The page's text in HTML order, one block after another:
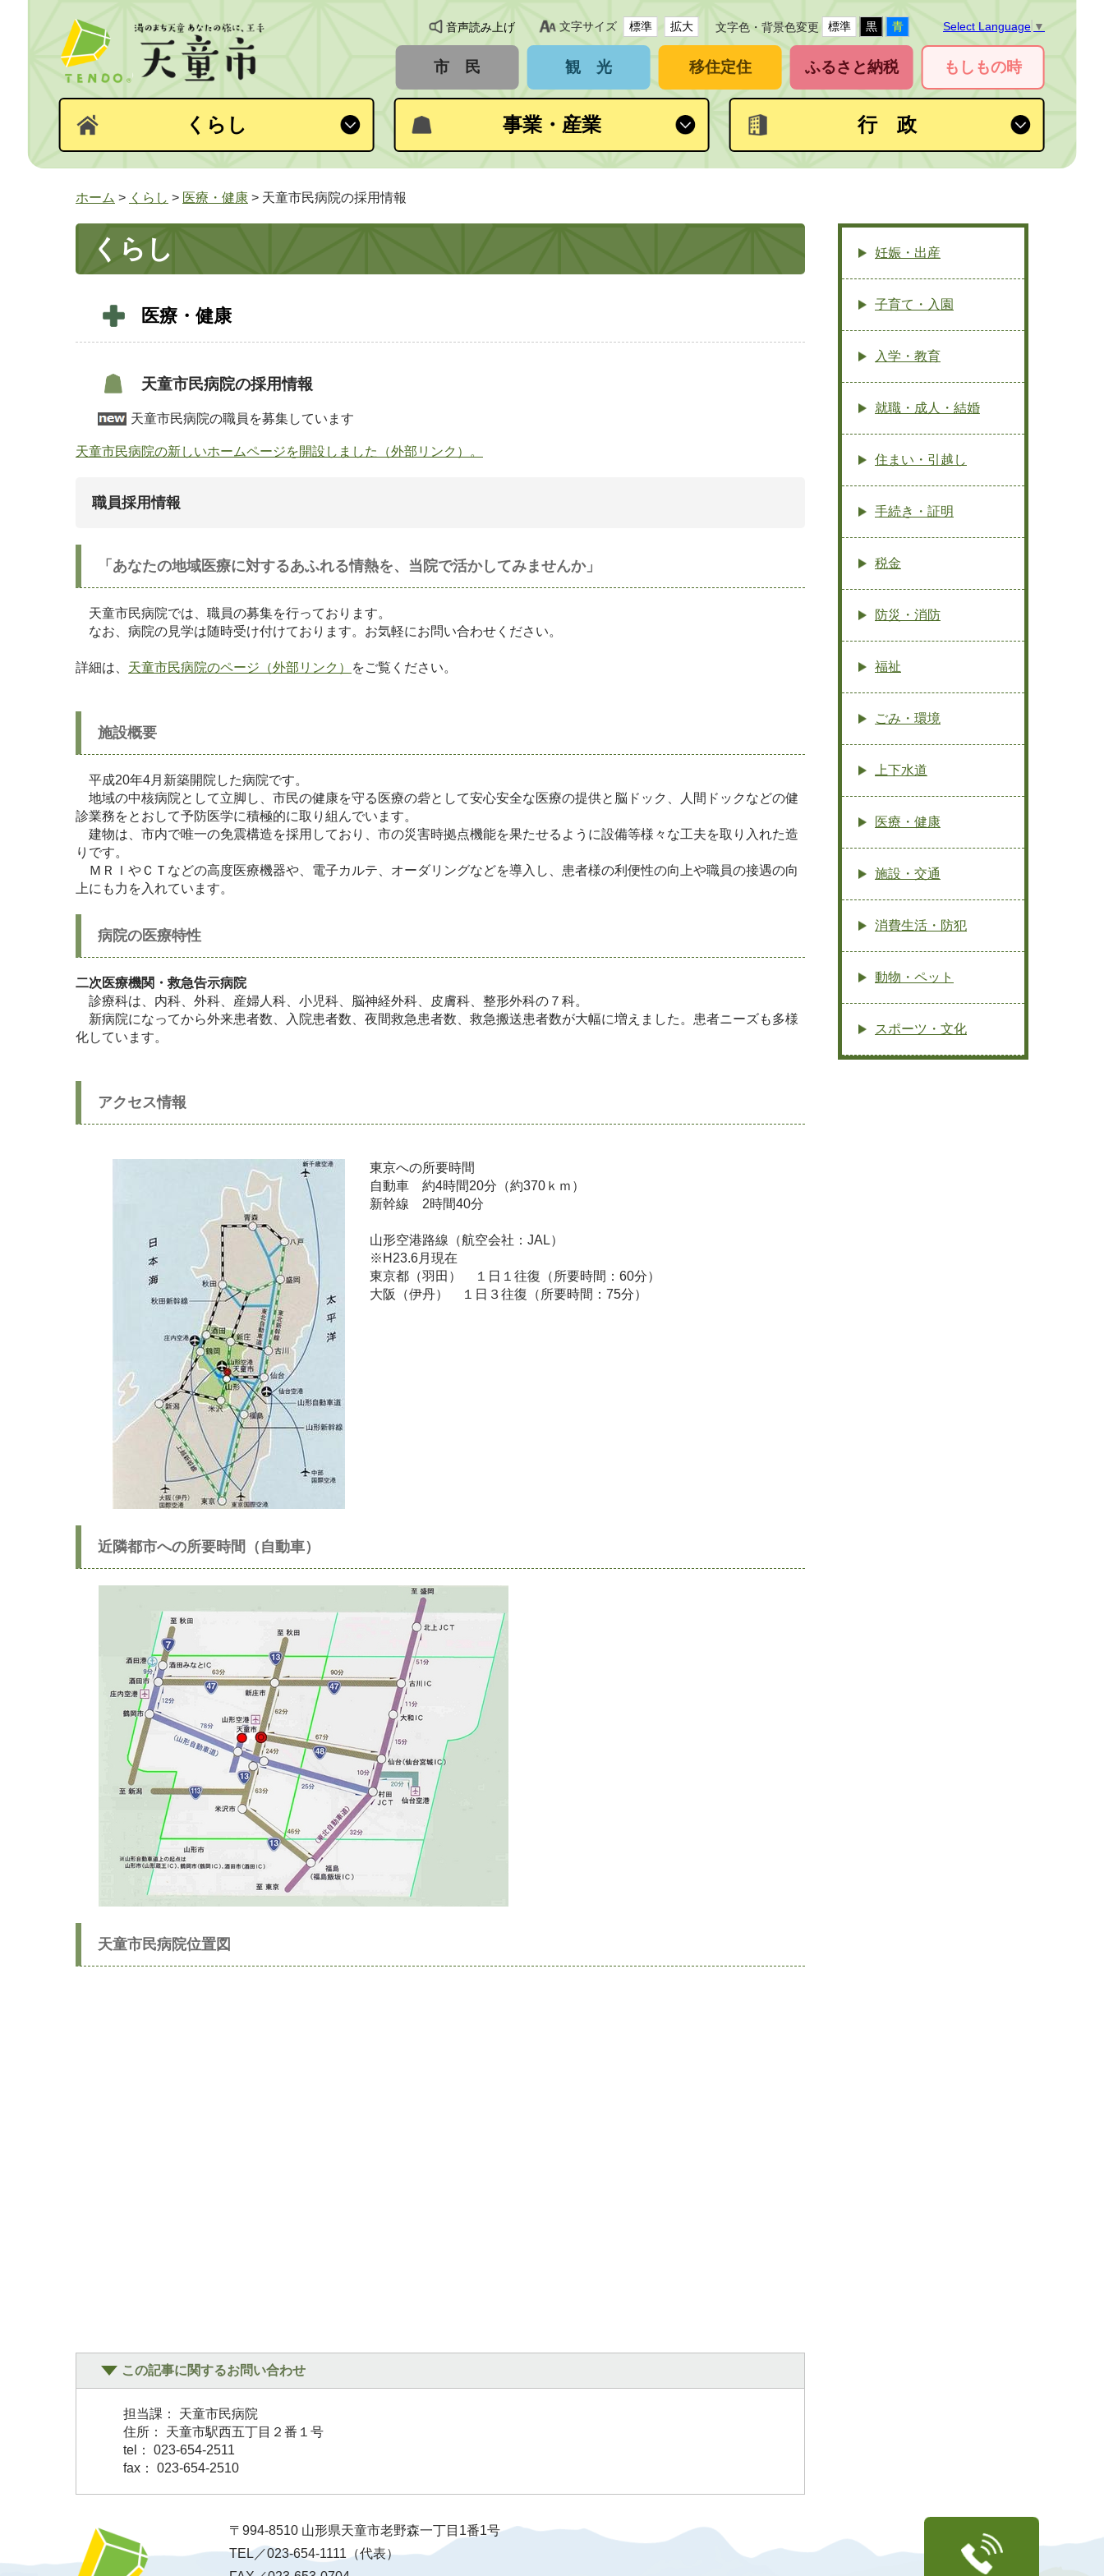
音声読み上げ 文字サイズ 標準 拡大 文字色・背景色変更 標準 黒 青 Select Language ▼
市 民 観 光 移住定住 ふるさと納税 もしもの時
くらし 事業・産業 行 政
ホーム > くらし > 医療・健康 > 天童市民病院の採用情報
くらし
医療・健康
天童市民病院の採用情報
天童市民病院の職員を募集しています
天童市民病院の新しいホームページを開設しました（外部リンク）。
職員採用情報
「あなたの地域医療に対するあふれる情熱を、当院で活かしてみませんか」
天童市民病院では、職員の募集を行っております。
なお、病院の見学は随時受け付けております。お気軽にお問い合わせください。
詳細は、 天童市民病院のページ（外部リンク） をご覧ください。
施設概要
平成20年4月新築開院した病院です。
地域の中核病院として立脚し、市民の健康を守る医療の砦として安心安全な医療の提供と脳ドック、人間ドックなどの健
診業務をとおして予防医学に積極的に取り組んでいます。
建物は、市内で唯一の免震構造を採用しており、市の災害時拠点機能を果たせるように設備等様々な工夫を取り入れた造
りです。
ＭＲＩやＣＴなどの高度医療機器や、電子カルテ、オーダリングなどを導入し、患者様の利便性の向上や職員の接遇の向
上にも力を入れています。
病院の医療特性
二次医療機関・救急告示病院
診療科は、内科、外科、産婦人科、小児科、脳神経外科、皮膚科、整形外科の７科。
新病院になってから外来患者数、入院患者数、夜間救急患者数、救急搬送患者数が大幅に増えました。患者ニーズも多様
化しています。
アクセス情報
東京への所要時間
自動車 約4時間20分（約370ｋｍ）
新幹線 2時間40分
山形空港路線（航空会社：JAL）
※H23.6月現在
東京都（羽田） １日１往復（所要時間：60分）
大阪（伊丹） １日３往復（所要時間：75分）
近隣都市への所要時間（自動車）
天童市民病院位置図
この記事に関するお問い合わせ
担当課： 天童市民病院
住所： 天童市駅西五丁目２番１号
tel： 023-654-2511
fax： 023-654-2510
妊娠・出産
子育て・入園
入学・教育
就職・成人・結婚
住まい・引越し
手続き・証明
税金
防災・消防
福祉
ごみ・環境
上下水道
医療・健康
施設・交通
消費生活・防犯
動物・ペット
スポーツ・文化
〒994-8510 山形県天童市老野森一丁目1番1号
TEL／023-654-1111（代表）